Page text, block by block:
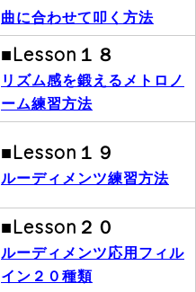
曲に合わせて叩く方法
■Lesson１８
リズム感を鍛えるメトロノ
ーム練習方法
■Lesson１９
ルーディメンツ練習方法
■Lesson２０
ルーディメンツ応用 フィル
イン２０種類